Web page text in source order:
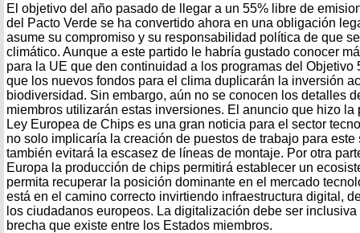
El objetivo del año pasado de llegar a un 55% libre de
del Pacto Verde se ha convertido ahora en una obligación
asume su compromiso y su responsabilidad política de que
climático. Aunque a este partido le habría gustado conocer
para la UE que den continuidad a los programas del Objetivo
que los nuevos fondos para el clima duplicarán la inversión
biodiversidad. Sin embargo, aún no se conocen los detalles
miembros utilizarán estas inversiones. El anuncio que hizo la
Ley Europea de Chips es una gran noticia para el sector
no solo implicaría la creación de puestos de trabajo para
también evitará la escasez de líneas de montaje. Por otra
Europa la producción de chips permitirá establecer un
permita recuperar la posición dominante en el mercado
está en el camino correcto invirtiendo infraestructura digital,
los ciudadanos europeos. La digitalización debe ser
brecha que existe entre los Estados miembros.